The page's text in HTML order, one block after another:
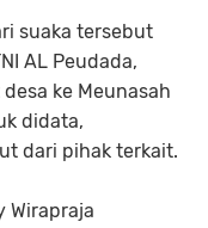
suaka tersebut
AL Peudada,
ke Meunasah
didata,
dari pihak terkait.
Wirapraja